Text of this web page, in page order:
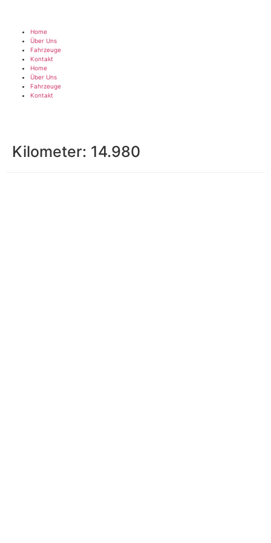
Home
Über Uns
Fahrzeuge
Kontakt
Home
Über Uns
Fahrzeuge
Kontakt
Kilometer: 14.980